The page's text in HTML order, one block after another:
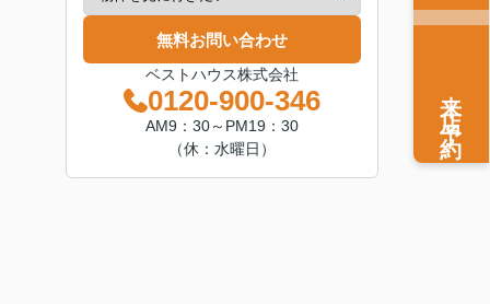
無料お問い合わせ
ベストハウス株式会社
0120-900-346
AM9：30～PM19：30
（休：水曜日）
来店予約